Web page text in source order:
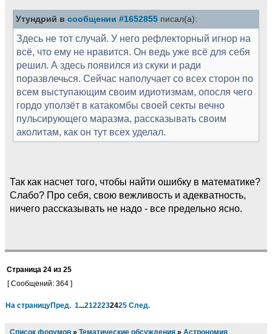
Утундрий в сообщении #1652855 писал(а):
Здесь не тот случай. У него рефлекторный игнор на
всё, что ему не нравится. Он ведь уже всё для себя
решил. А здесь появился из скуки и ради
поразвлечься. Сейчас наполучает со всех сторон по
всем выступающим своим идиотизмам, опосля чего
гордо уползёт в катакомбы своей секты вечно
пульсирующего маразма, рассказывать своим
аколитам, как он тут всех уделал.
Так как насчет того, чтобы найти ошибку в математике?
Слабо? Про себя, свою вежливость и адекватность,
ничего рассказывать не надо - все предельно ясно.
Страница 24 из 25
[ Сообщений: 364 ]
На страницуПред. 1...2122232425 След.
Список форумов » Тематические обсуждения » Астрономия